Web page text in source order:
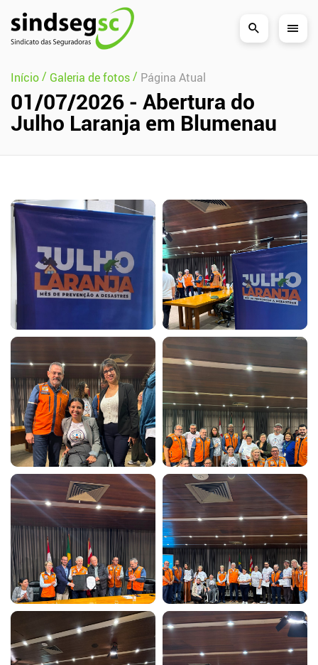
Pular Navegação (s)
Início/ Galeria de fotos/ Página Atual
01/07/2026 - Abertura do
Julho Laranja em Blumenau